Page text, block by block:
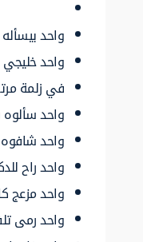
واحد
واحد
في زلمة
واحد
واحد
واحد راح
واحد مزعج
واحد رمى